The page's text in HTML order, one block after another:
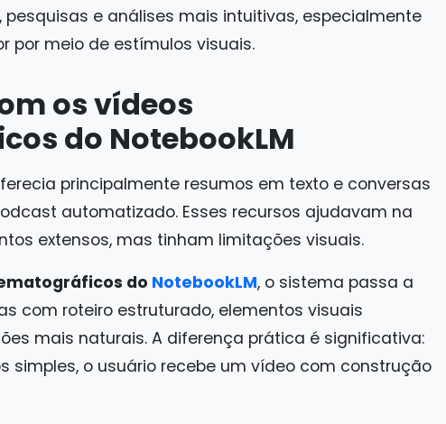
pesquisas e análises mais intuitivas, especialmente
por meio de estímulos visuais.
os vídeos
do NotebookLM
principalmente resumos em texto e conversas
automatizado. Esses recursos ajudavam na
extensos, mas tinham limitações visuais.
do NotebookLM, o sistema passa a
com roteiro estruturado, elementos visuais
mais naturais. A diferença prática é significativa:
simples, o usuário recebe um vídeo com construção